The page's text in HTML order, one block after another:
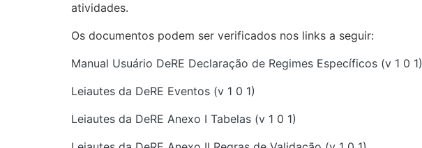
atividades.
Os documentos podem ser verificados nos links a seguir:
Manual Usuário DeRE Declaração de Regimes Específicos (v 1 0 1)
Leiautes da DeRE Eventos (v 1 0 1)
Leiautes da DeRE Anexo I Tabelas (v 1 0 1)